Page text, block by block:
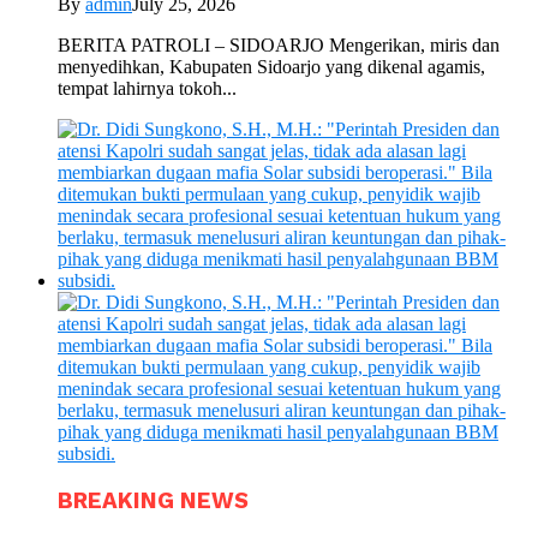
By adminJuly 25, 2026
BERITA PATROLI – SIDOARJO Mengerikan, miris dan
menyedihkan, Kabupaten Sidoarjo yang dikenal agamis,
tempat lahirnya tokoh...
BREAKING NEWS